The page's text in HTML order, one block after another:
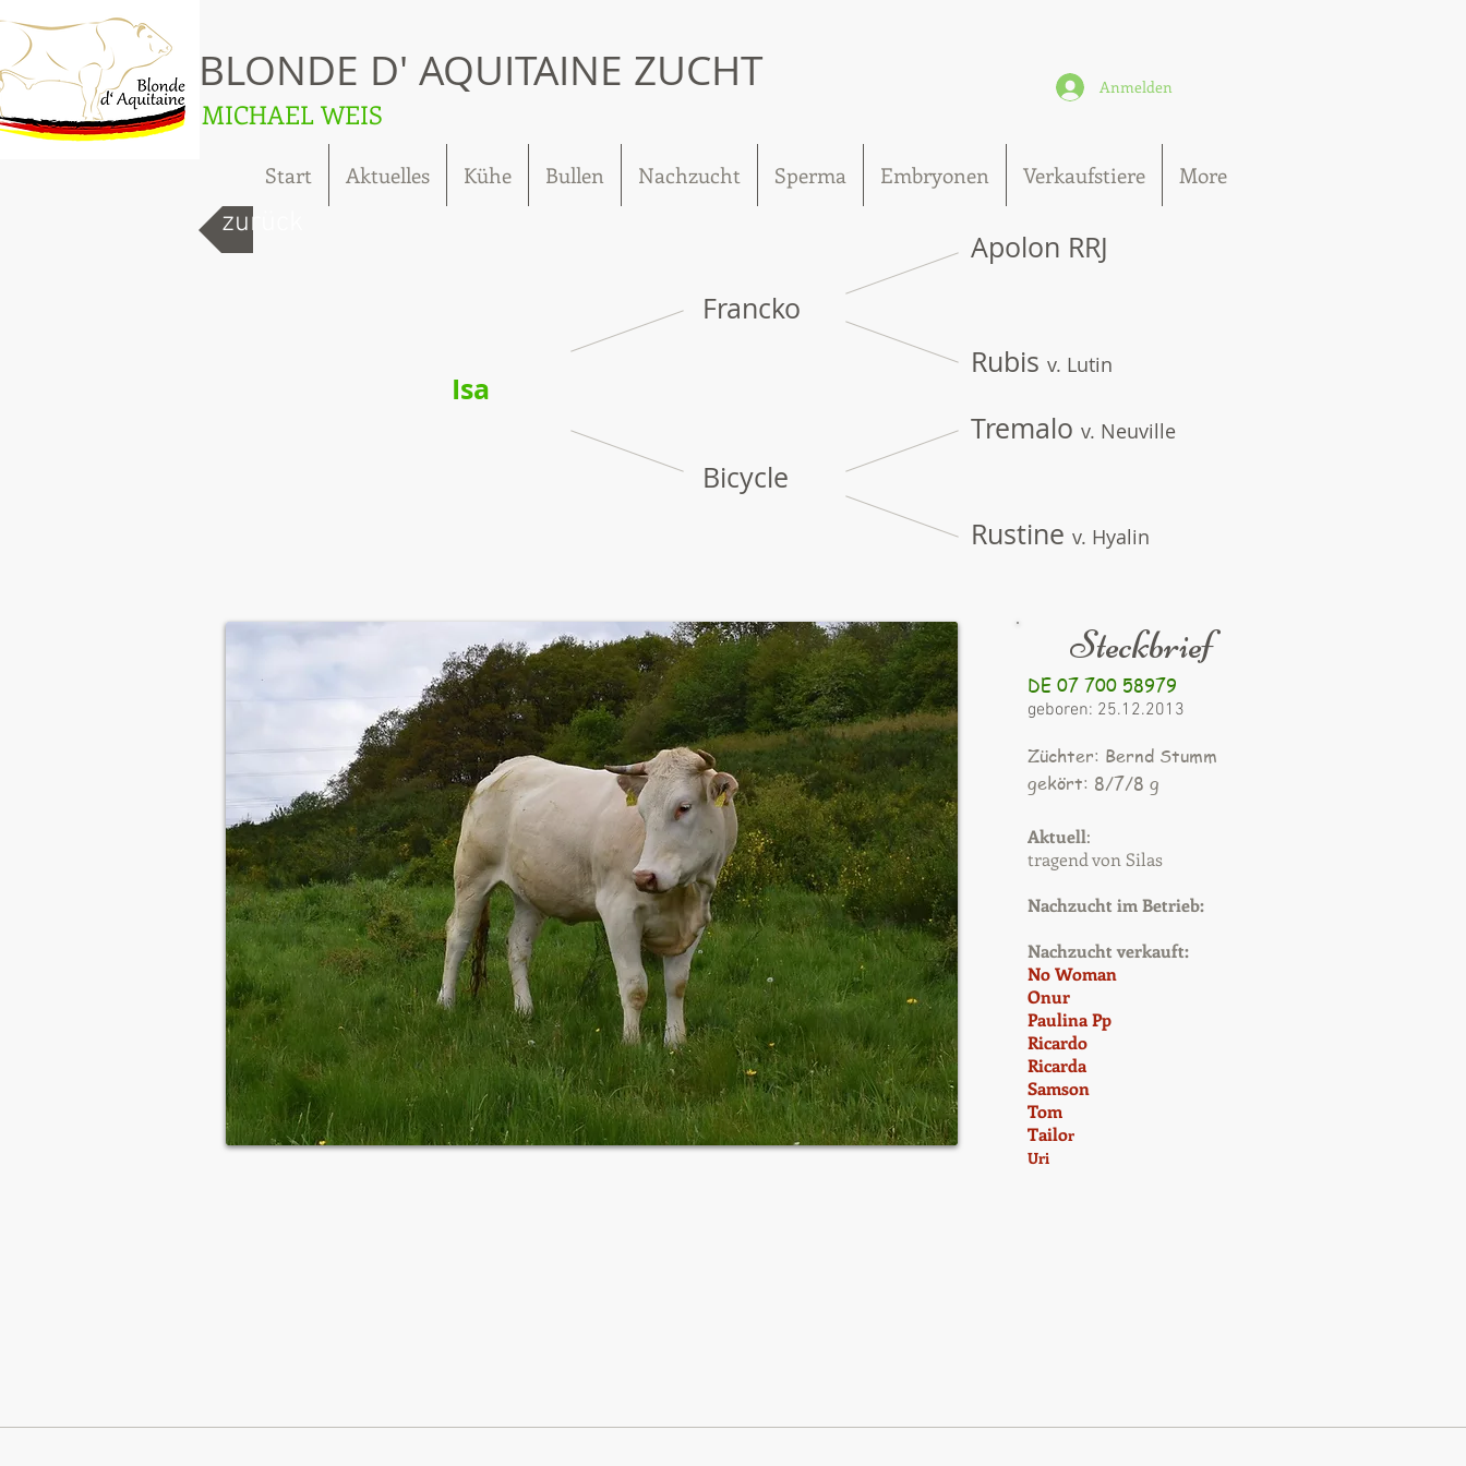
BLONDE D' AQUITAINE ZUCHT
MICHAEL WEIS
Anmelden
Start Aktuelles Kühe Bullen Nachzucht Sperma Embryonen Verkaufstiere More
zurück
Apolon RRJ
Francko
Isa
Rubis v. Lutin
Tremalo v. Neuville
Bicycle
Rustine v. Hyalin
Steckbrief
DE 07 700 58979
geboren: 25.12.2013
Züchter: Bernd Stumm
gekört: 8/7/8 g
Aktuell:
tragend von Silas
Nachzucht im Betrieb:
Nachzucht verkauft:
No Woman
Onur
Paulina Pp
Ricardo
Ricarda
Samson
Tom
Tailor
Uri